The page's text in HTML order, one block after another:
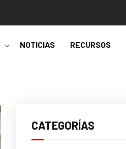
NOTICIAS RECURSOS
CATEGORÍAS